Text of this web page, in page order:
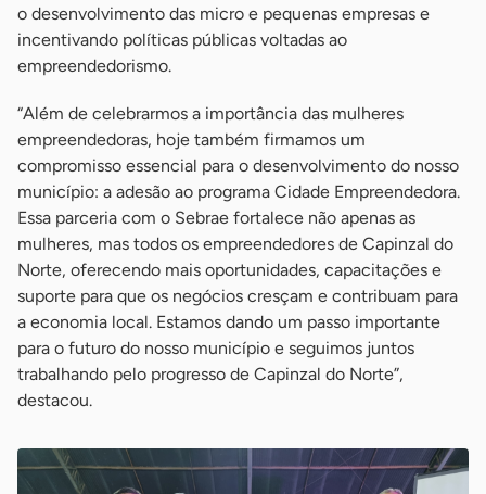
o desenvolvimento das micro e pequenas empresas e
incentivando políticas públicas voltadas ao
empreendedorismo.
“Além de celebrarmos a importância das mulheres
empreendedoras, hoje também firmamos um
compromisso essencial para o desenvolvimento do nosso
município: a adesão ao programa Cidade Empreendedora.
Essa parceria com o Sebrae fortalece não apenas as
mulheres, mas todos os empreendedores de Capinzal do
Norte, oferecendo mais oportunidades, capacitações e
suporte para que os negócios cresçam e contribuam para
a economia local. Estamos dando um passo importante
para o futuro do nosso município e seguimos juntos
trabalhando pelo progresso de Capinzal do Norte”,
destacou.